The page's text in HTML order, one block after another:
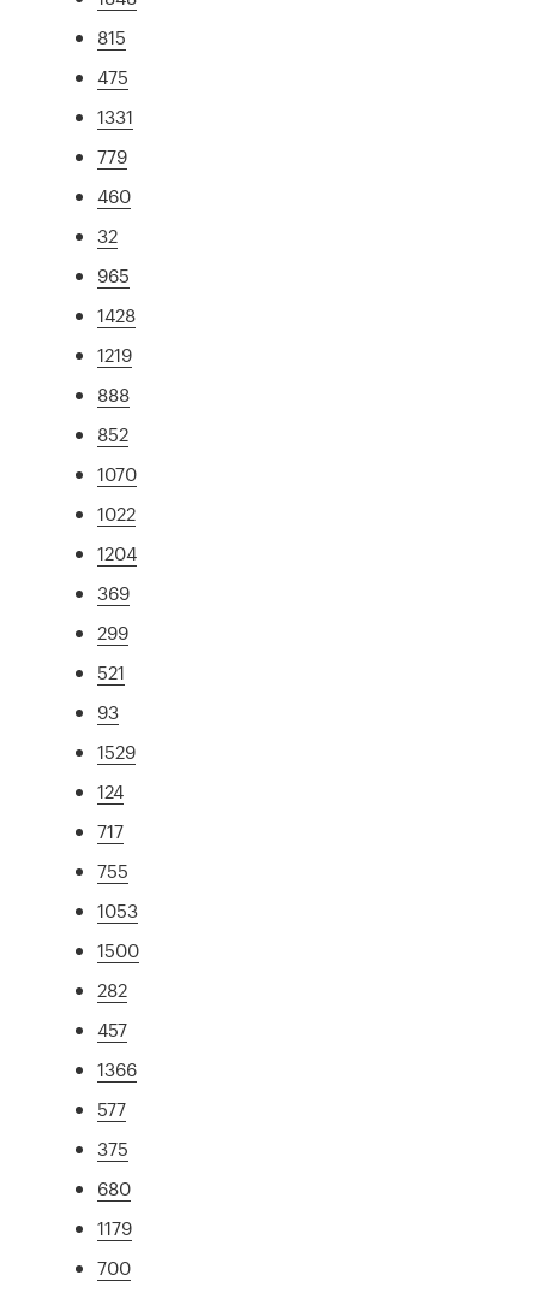
815
475
1331
779
460
32
965
1428
1219
888
852
1070
1022
1204
369
299
521
93
1529
124
717
755
1053
1500
282
457
1366
577
375
680
1179
700